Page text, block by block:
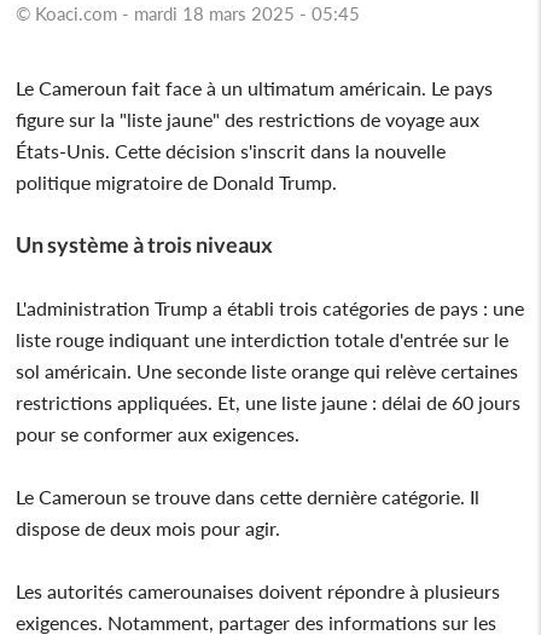
© Koaci.com - mardi 18 mars 2025 - 05:45
Le Cameroun fait face à un ultimatum américain. Le pays
figure sur la "liste jaune" des restrictions de voyage aux
États-Unis. Cette décision s'inscrit dans la nouvelle
politique migratoire de Donald Trump.
Un système à trois niveaux
L'administration Trump a établi trois catégories de pays : une
liste rouge indiquant une interdiction totale d'entrée sur le
sol américain. Une seconde liste orange qui relève certaines
restrictions appliquées. Et, une liste jaune : délai de 60 jours
pour se conformer aux exigences.
Le Cameroun se trouve dans cette dernière catégorie. Il
dispose de deux mois pour agir.
Les autorités camerounaises doivent répondre à plusieurs
exigences. Notamment, partager des informations sur les